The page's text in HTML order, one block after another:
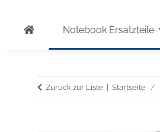
Notebook Ersatzteile
Zurück zur Liste Startseite